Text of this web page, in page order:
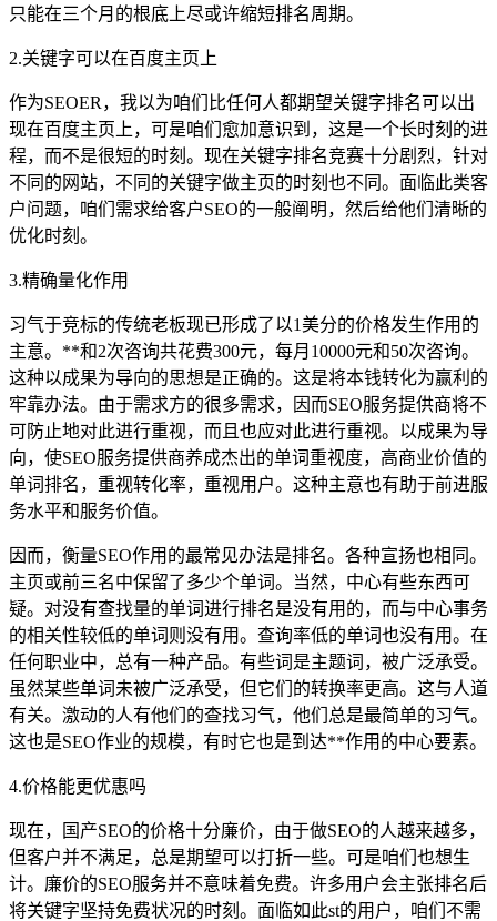
只能在三个月的根底上尽或许缩短排名周期。
2.关键字可以在百度主页上
作为SEOER，我以为咱们比任何人都期望关键字排名可以出
现在百度主页上，可是咱们愈加意识到，这是一个长时刻的进
程，而不是很短的时刻。现在关键字排名竞赛十分剧烈，针对
不同的网站，不同的关键字做主页的时刻也不同。面临此类客
户问题，咱们需求给客户SEO的一般阐明，然后给他们清晰的
优化时刻。
3.精确量化作用
习气于竞标的传统老板现已形成了以1美分的价格发生作用的
主意。**和2次咨询共花费300元，每月10000元和50次咨询。
这种以成果为导向的思想是正确的。这是将本钱转化为赢利的
牢靠办法。由于需求方的很多需求，因而SEO服务提供商将不
可防止地对此进行重视，而且也应对此进行重视。以成果为导
向，使SEO服务提供商养成杰出的单词重视度，高商业价值的
单词排名，重视转化率，重视用户。这种主意也有助于前进服
务水平和服务价值。
因而，衡量SEO作用的最常见办法是排名。各种宣扬也相同。
主页或前三名中保留了多少个单词。当然，中心有些东西可
疑。对没有查找量的单词进行排名是没有用的，而与中心事务
的相关性较低的单词则没有用。查询率低的单词也没有用。在
任何职业中，总有一种产品。有些词是主题词，被广泛承受。
虽然某些单词未被广泛承受，但它们的转换率更高。这与人道
有关。激动的人有他们的查找习气，他们总是最简单的习气。
这也是SEO作业的规模，有时它也是到达**作用的中心要素。
4.价格能更优惠吗
现在，国产SEO的价格十分廉价，由于做SEO的人越来越多，
但客户并不满足，总是期望可以打折一些。可是咱们也想生
计。廉价的SEO服务并不意味着免费。许多用户会主张排名后
将关键字坚持免费状况的时刻。面临如此st的用户，咱们不需